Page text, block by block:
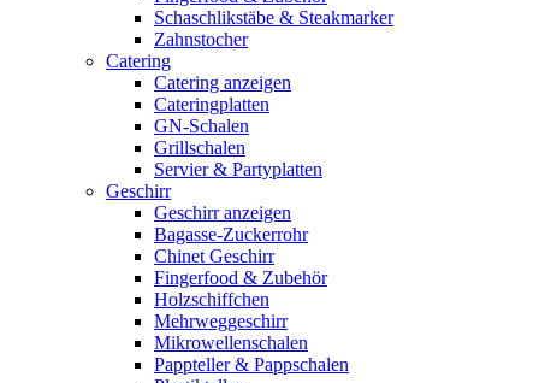
Schaschlikstäbe & Steakmarker
Zahnstocher
Catering
Catering anzeigen
Cateringplatten
GN-Schalen
Grillschalen
Servier & Partyplatten
Geschirr
Geschirr anzeigen
Bagasse-Zuckerrohr
Chinet Geschirr
Fingerfood & Zubehör
Holzschiffchen
Mehrweggeschirr
Mikrowellenschalen
Pappteller & Pappschalen